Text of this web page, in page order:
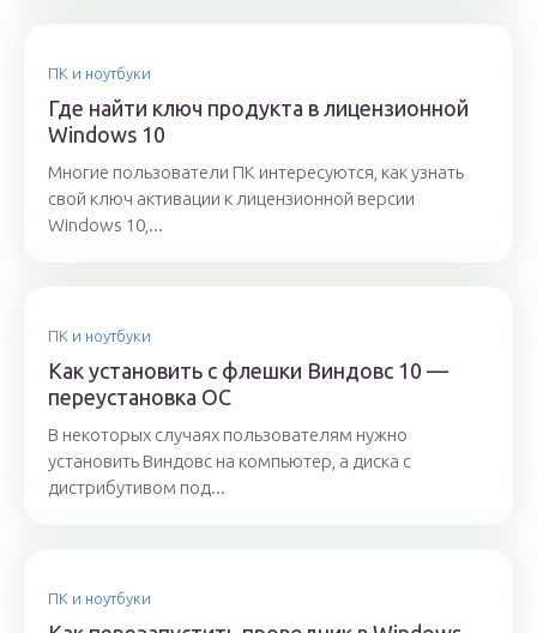
ПК и ноутбуки
Где найти ключ продукта в лицензионной
Windows 10
Многие пользователи ПК интересуются, как узнать
свой ключ активации к лицензионной версии
Windows 10,...
ПК и ноутбуки
Как установить с флешки Виндовс 10 —
переустановка ОС
В некоторых случаях пользователям нужно
установить Виндовс на компьютер, а диска с
дистрибутивом под...
ПК и ноутбуки